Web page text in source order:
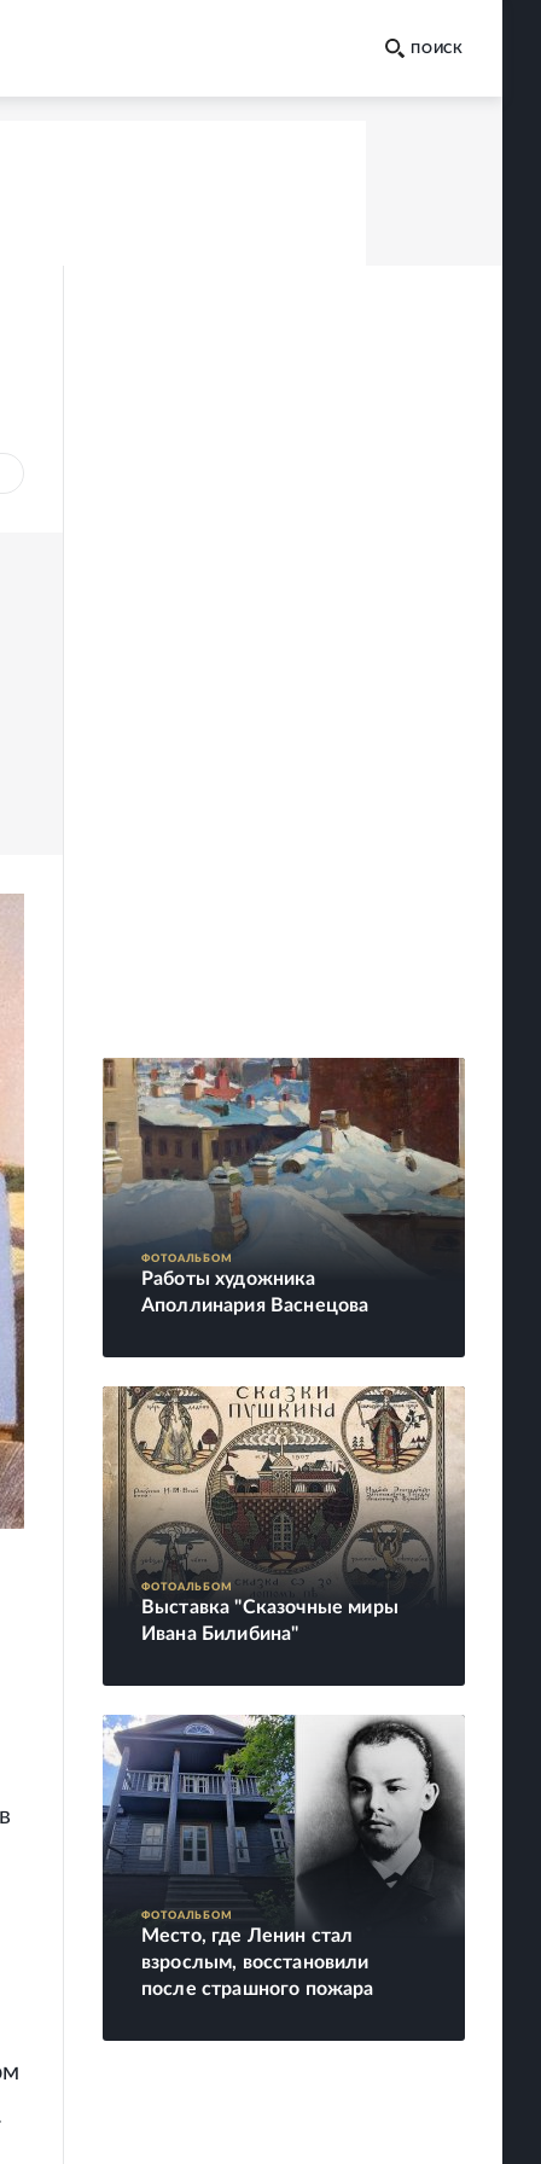
ФОТОАЛЬБОМ
Работы художника
Аполлинария Васнецова
ФОТОАЛЬБОМ
Выставка "Сказочные миры
Ивана Билибина"
ФОТОАЛЬБОМ
Место, где Ленин стал
взрослым, восстановили
после страшного пожара